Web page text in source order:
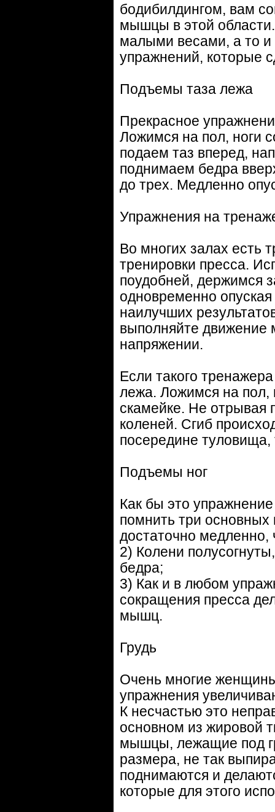
бодибилдингом, вам
мышцы в этой
малыми весами, а то и
упражнений, которые
Подъемы таза лежа
Прекрасное
Ложимся на пол, ноги
подаем таз вперед,
поднимаем бедра
до трех. Медленно
Упражнения на
Во многих залах есть
тренировки пресса.
поудобней, держимся
одновременно
наилучших
выполняйте движение
напряжении.
Если такого
лежа. Ложимся на пол,
скамейке. Не отрывая
коленей. Сгиб
посередине туловища,
Подъемы ног
Как бы это
помнить три
достаточно медленно,
2) Колени
бедра;
3) Как и в любом
сокращения пресса
мышц.
Грудь
Очень многие
упражнения
К несчастью это
основном из жировой
мышцы, лежащие под
размера, не так
поднимаются и
которые для этого